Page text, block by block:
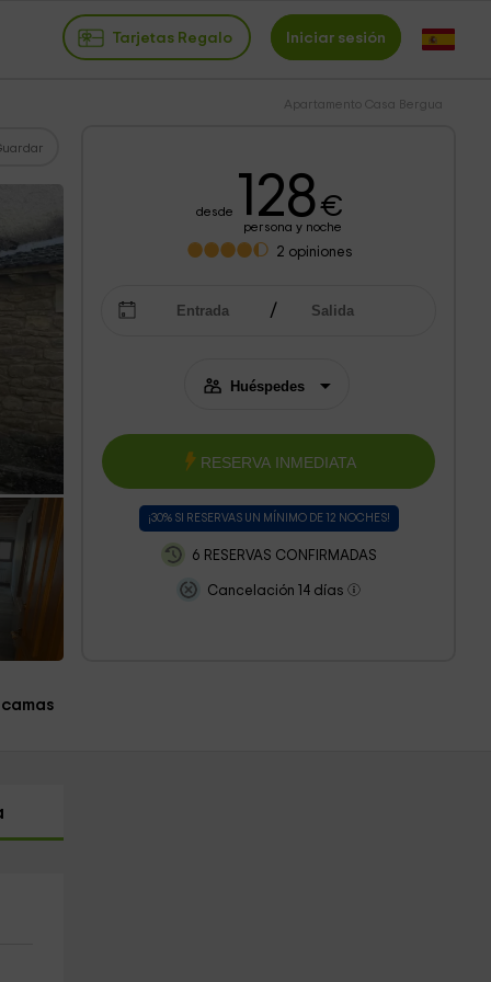
Tarjetas Regalo Iniciar sesión
Apartamento Casa Bergua
desde 128€
persona y noche
2 opiniones
RESERVA INMEDIATA
¡30% SI RESERVAS UN MÍNIMO DE 12 NOCHES!
6 RESERVAS CONFIRMADAS
Cancelación 14 días
camas